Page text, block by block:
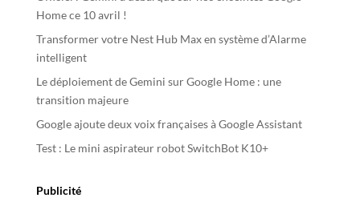
t
v
e
:
Home ce 10 avril !
Transformer votre Nest Hub Max en système d’Alarme
intelligent
Le déploiement de Gemini sur Google Home : une
transition majeure
Google ajoute deux voix françaises à Google Assistant
Test : Le mini aspirateur robot SwitchBot K10+
Publicité